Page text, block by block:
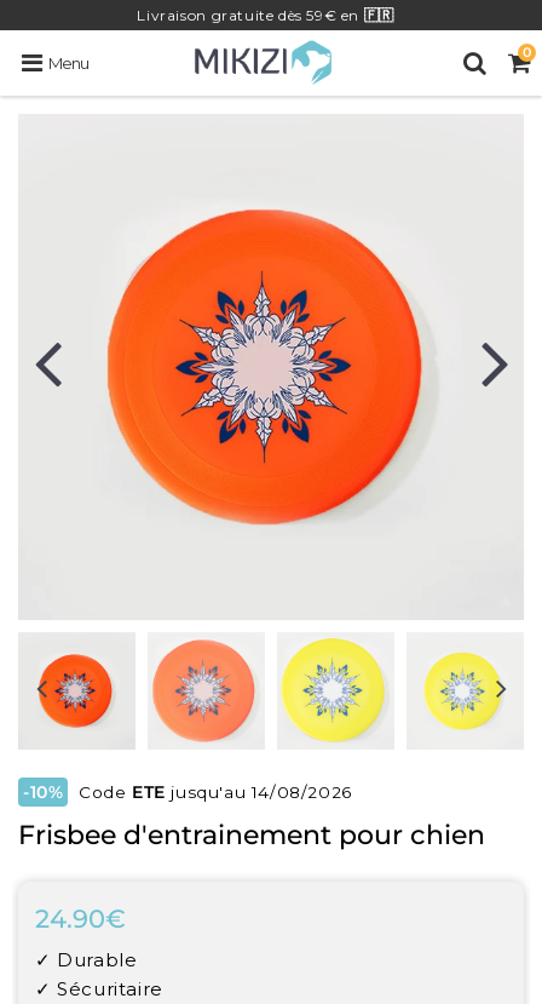
Livraison gratuite dès 59€ en 🇫🇷
Menu
0
-10% Code ETE jusqu'au 14/08/2026
Frisbee d'entrainement pour chien
24.90€
Unit
price
✓ Durable
✓ Sécuritaire